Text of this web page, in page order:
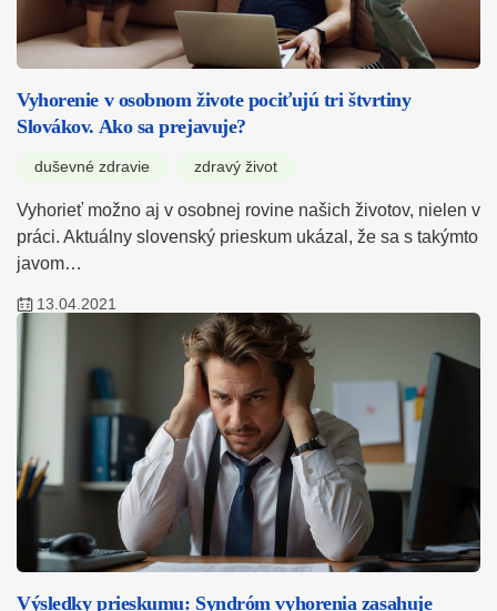
Vyhorenie v osobnom živote pociťujú tri štvrtiny
Slovákov. Ako sa prejavuje?
duševné zdravie zdravý život
Vyhorieť možno aj v osobnej rovine našich životov, nielen v
práci. Aktuálny slovenský prieskum ukázal, že sa s takýmto
javom…
13.04.2021
Výsledky prieskumu: Syndróm vyhorenia zasahuje